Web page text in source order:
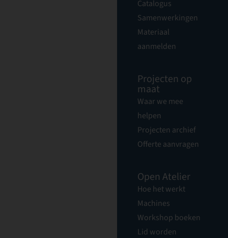
Catalogus
Samenwerkingen
Materiaal
aanmelden
Projecten op
maat
Waar we mee
helpen
Projecten archief
Offerte aanvragen
Open Atelier
Hoe het werkt
Machines
Workshop boeken
Lid worden